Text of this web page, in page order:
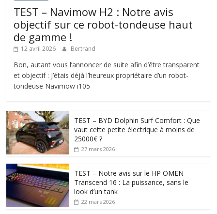
TEST – Navimow H2 : Notre avis
objectif sur ce robot-tondeuse haut
de gamme !
12 avril 2026 Bertrand
Bon, autant vous l’annoncer de suite afin d’être transparent
et objectif : J’étais déjà l’heureux propriétaire d’un robot-
tondeuse Navimow i105
TEST – BYD Dolphin Surf Comfort : Que
vaut cette petite électrique à moins de
25000€ ?
27 mars 2026
TEST – Notre avis sur le HP OMEN
Transcend 16 : La puissance, sans le
look d’un tank
22 mars 2026